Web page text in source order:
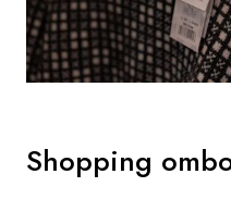
Shopping